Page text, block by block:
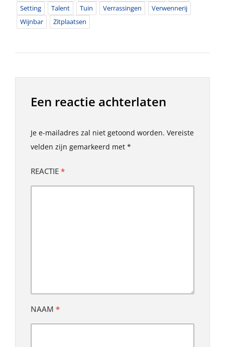
Setting
Talent Tuin Verrassingen
Verwennerij
Wijnbar
Zitplaatsen
Een reactie achterlaten
Je e-mailadres zal niet getoond worden. Vereiste
velden zijn gemarkeerd met *
REACTIE *
NAAM *